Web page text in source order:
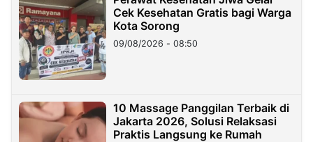
Cek Kesehatan Gratis bagi Warga
Kota Sorong
09/08/2026 - 08:50
10 Massage Panggilan Terbaik di
Jakarta 2026, Solusi Relaksasi
Praktis Langsung ke Rumah